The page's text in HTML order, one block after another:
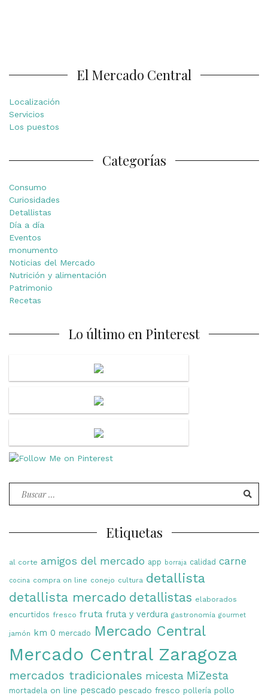
El Mercado Central
Localización
Servicios
Los puestos
Categorías
Consumo
Curiosidades
Detallistas
Día a día
Eventos
monumento
Noticias del Mercado
Nutrición y alimentación
Patrimonio
Recetas
Lo último en Pinterest
Buscar
Etiquetas
al corte amigos del mercado app borraja calidad carne
cocina compra on line conejo cultura detallista
detallista mercado detallistas elaborados
encurtidos fresco fruta fruta y verdura gastronomía gourmet
jamón km 0 mercado Mercado Central
Mercado Central Zaragoza
mercados tradicionales micesta MiZesta
mortadela on line pescado pescado fresco pollería pollo